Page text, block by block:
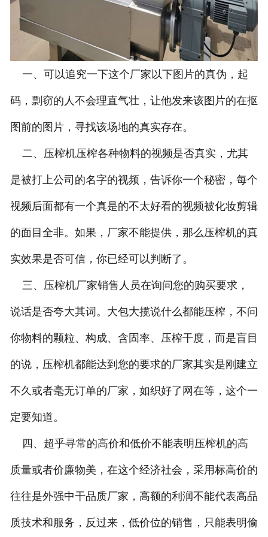
一、可以追究一下这个厂家以下图片的真伪，起
码，剽窃的人不会理直气壮，让他发来该图片的在抠
图前的图片，寻找该场地的真实存在。
二、压榨机压榨各种物料的视频是否真实，尤其
是被打上公司的名字的视频，告诉你一个秘密，每个
视频后面都有一个真是的不太好看的视频被化妆剪辑
的面目全非。如果，厂家不能提供，那么压榨机的真
实效果是否可信，你已经可以判断了。
三、压榨机厂家销售人员在询问您的购买要求，
说话是否夸大其词。大包大揽说什么都能压榨，不问
你物料的颗粒、构成、含固率、压榨干度，而是盲目
的说，压榨机都能达到您的要求的厂家其实是刚建立
不久或者毫无订单的厂家，如织好了网在等，这个一
定要知道。
四、超乎寻常的高价和低价不能表明压榨机的高
质量或者价廉物美，在这个经济社会，采用标高价的
往往是外强中干品质厂家，高额的利润不能代表高品
质技术和服务，反过来，低价位的销售，只能表明偷